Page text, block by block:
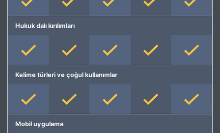
Hukuk dalı kırılımları
Kelime türleri ve çoğul kullanımlar
Mobil uygulama